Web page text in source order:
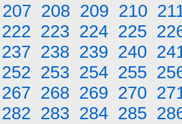
207 208 209 210
222 223 224 225
237 238 239 240
252 253 254 255
267 268 269 270
282 283 284 285